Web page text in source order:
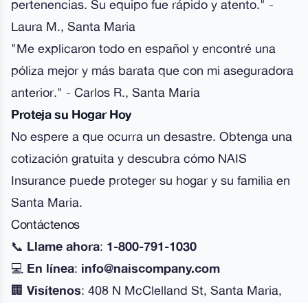
pertenencias. Su equipo fue rápido y atento." -
Laura M., Santa Maria
"Me explicaron todo en español y encontré una
póliza mejor y más barata que con mi aseguradora
anterior." - Carlos R., Santa Maria
Proteja su Hogar Hoy
No espere a que ocurra un desastre. Obtenga una
cotización gratuita y descubra cómo NAIS
Insurance puede proteger su hogar y su familia en
Santa Maria.
Contáctenos
📞 Llame ahora: 1-800-791-1030
💻 En línea: info@naiscompany.com
🏢 Visítenos: 408 N McClelland St, Santa Maria,